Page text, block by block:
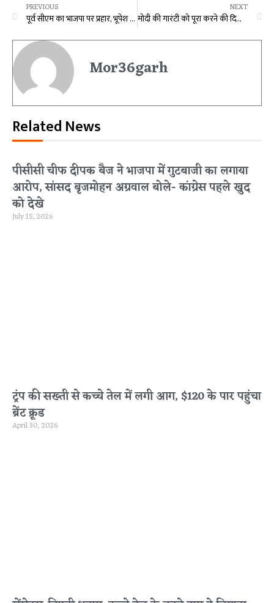
PREVIOUS
पूर्व सीएम का भाजपा पर प्रहार, भूपेश बघेल ने कहा – असम के सीएम खुलेआम कर रहे गुंडागर्दी
NEXT
मोदी की गारंटी को पूरा करने की दिशा में तेजी से बढ़ रहे हैं आगे: मुख्यमंत्री विष्णु देव साय
Mor36garh
Related News
पीसीसी चीफ दीपक बैज ने भाजपा में गुटबाजी का लगाया
आरोप, सांसद बृजमोहन अग्रवाल बोले- कांग्रेस पहले खुद
को देखे
July 15, 2026
ट्रंप की सख्ती से कच्चे तेल में लगी आग, $120 के पार पहुंचा
ब्रेंट क्रूड
April 30, 2026